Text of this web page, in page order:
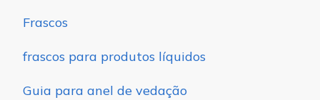
Frascos
frascos para produtos líquidos
Guia para anel de vedação